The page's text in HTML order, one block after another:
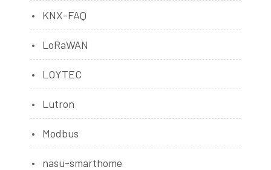
KNX-FAQ
LoRaWAN
LOYTEC
Lutron
Modbus
nasu-smarthome